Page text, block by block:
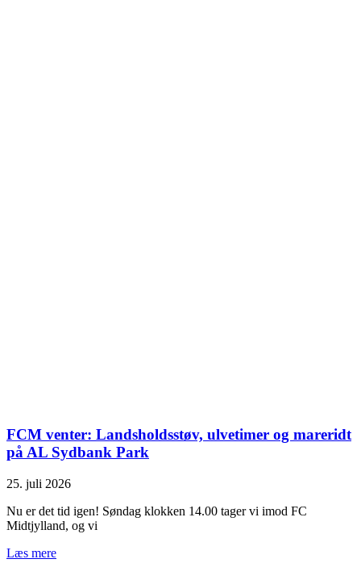
FCM venter: Landsholdsstøv, ulvetimer og mareridt
på AL Sydbank Park
25. juli 2026
Nu er det tid igen! Søndag klokken 14.00 tager vi imod FC
Midtjylland, og vi
Læs mere